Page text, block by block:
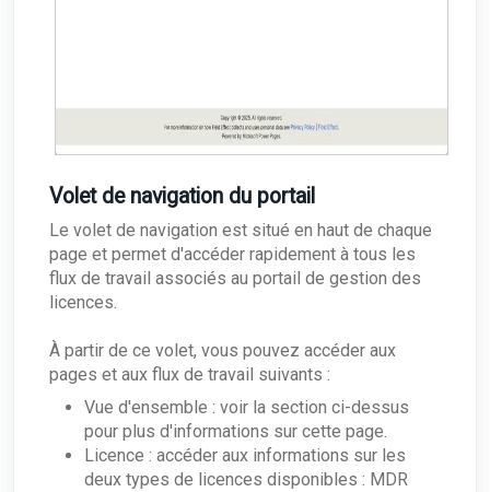
Volet de navigation du portail
Le volet de navigation est situé en haut de chaque
page et permet d'accéder rapidement à tous les
flux de travail associés au portail de gestion des
licences.
À partir de ce volet, vous pouvez accéder aux
pages et aux flux de travail suivants :
Vue d'ensemble : voir la section ci-dessus
pour plus d'informations sur cette page.
Licence : accéder aux informations sur les
deux types de licences disponibles : MDR